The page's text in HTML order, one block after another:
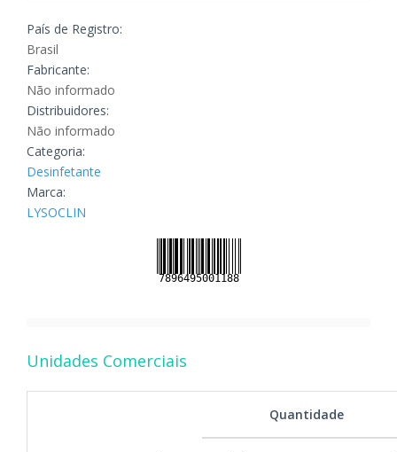
País de Registro:
Brasil
Fabricante:
Não informado
Distribuidores:
Não informado
Categoria:
Desinfetante
Marca:
LYSOCLIN
Unidades Comerciais
Quantidade